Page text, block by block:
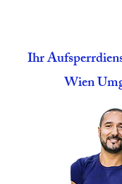
Ihr
Wien